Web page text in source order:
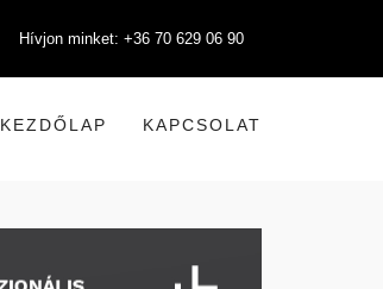
Hívjon minket: +36 70 629 06 90
KEZDŐLAP KAPCSOLAT